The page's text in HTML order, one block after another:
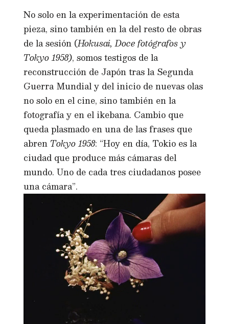
No solo en la experimentación de esta
pieza, sino también en la del resto de obras
de la sesión (Hokusai, Doce fotógrafos y
Tokyo 1958), somos testigos de la
reconstrucción de Japón tras la Segunda
Guerra Mundial y del inicio de nuevas olas
no solo en el cine, sino también en la
fotografía y en el ikebana. Cambio que
queda plasmado en una de las frases que
abren Tokyo 1958: “Hoy en día, Tokio es la
ciudad que produce más cámaras del
mundo. Uno de cada tres ciudadanos posee
una cámara”.